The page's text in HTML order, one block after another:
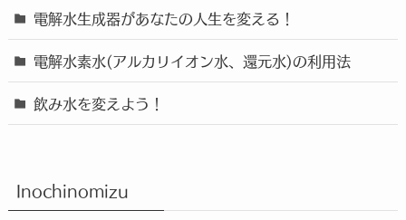
電解水生成器があなたの人生を変える！
電解水素水(アルカリイオン水、還元水)の利用法
飲み水を変えよう！
Inochinomizu